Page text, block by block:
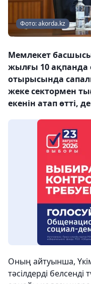
Фото: akorda.kz
Мемлекет
жылғы 10 ақпанда
отырысында
жеке сектормен
екенін атап өтті,
Оның айтуынша,
тәсілдерді белсенді